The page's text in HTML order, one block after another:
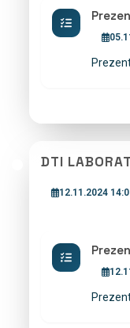
DTI
12.11.2024